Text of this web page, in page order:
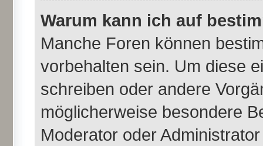
Warum kann ich auf
Manche Foren können
vorbehalten sein. Um diese
schreiben oder andere
möglicherweise besondere
Moderator oder